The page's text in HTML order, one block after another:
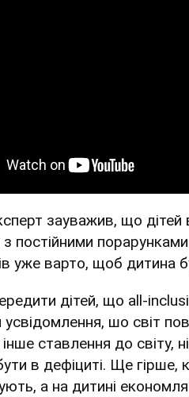
зауважив, що дітей
постійними
уже варто, щоб дитина
дітей, що аll-
шо світ
інше ставлення до світу,
в дефіциті. Ще гірше,
а на дитині